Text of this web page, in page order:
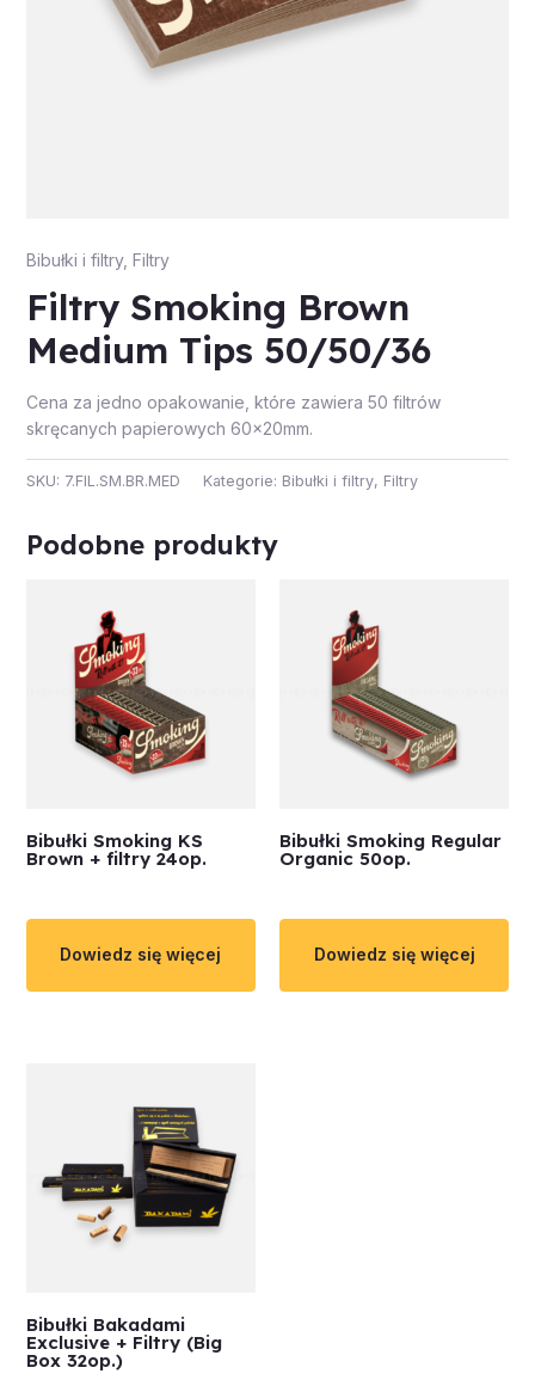
Bibułki i filtry, Filtry
Filtry Smoking Brown
Medium Tips 50/50/36
Cena za jedno opakowanie, które zawiera 50 filtrów
skręcanych papierowych 60x20mm.
SKU: 7.FIL.SM.BR.MED Kategorie: Bibułki i filtry, Filtry
Podobne produkty
Bibułki Smoking KS
Brown + filtry 24op.
Dowiedz się więcej
Bibułki Smoking Regular
Organic 50op.
Dowiedz się więcej
Bibułki Bakadami
Exclusive + Filtry (Big
Box 32op.)